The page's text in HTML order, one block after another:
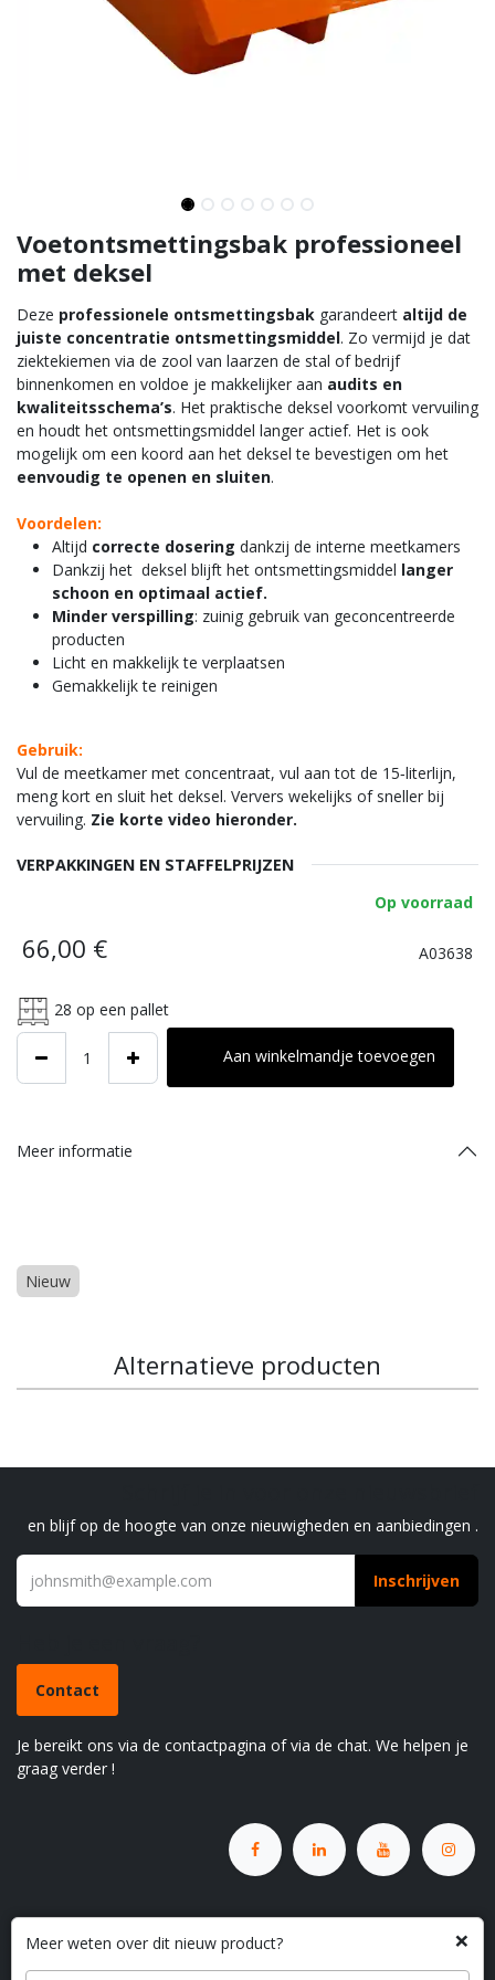
×
Meer weten over dit nieuw product?
Voetontsmettingsbak professioneel
met deksel
Deze professionele ontsmettingsbak garandeert altijd de
juiste concentratie ontsmettingsmiddel. Zo vermijd je dat
ziektekiemen via de zool van laarzen de stal of bedrijf
binnenkomen en voldoe je makkelijker aan audits en
kwaliteitsschema’s. Het praktische deksel voorkomt vervuiling
en houdt het ontsmettingsmiddel langer actief. Het is ook
mogelijk om een koord aan het deksel te bevestigen om het
eenvoudig te openen en sluiten.
Voordelen:
Altijd correcte dosering dankzij de interne meetkamers
Dankzij het deksel blijft het ontsmettingsmiddel langer
schoon en optimaal actief.
Minder verspilling: zuinig gebruik van geconcentreerde
producten
Licht en makkelijk te verplaatsen
Gemakkelijk te reinigen
Gebruik:
Vul de meetkamer met concentraat, vul aan tot de 15‑literlijn,
meng kort en sluit het deksel. Ververs wekelijks of sneller bij
vervuiling. Zie korte video hieronder.
VERPAKKINGEN EN STAFFELPRIJZEN
Op voorraad
66,00 € A03638
28 op een pallet
Aan winkelmandje toevoegen
Meer informatie
Nieuw
Alternatieve producten
en blijf op de hoogte van onze nieuwigheden en aanbiedingen .
Inschrijven
Contact
Je bereikt ons via de contactpagina of via de chat. We helpen je
graag verder !